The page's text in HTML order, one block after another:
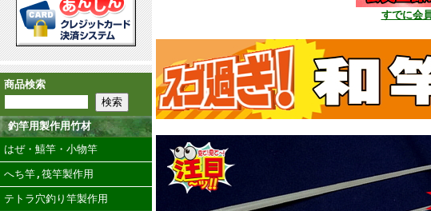
商品検索
釣竿用製作用竹材
はぜ・鱚竿・小物竿
へち竿,筏竿製作用
テトラ穴釣り竿製作用
すでに会